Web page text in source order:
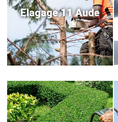
Elagage 11 Aude